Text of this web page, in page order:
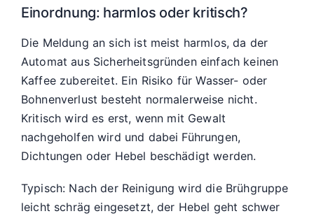
Einordnung: harmlos oder kritisch?
Die Meldung an sich ist meist harmlos, da der
Automat aus Sicherheitsgründen einfach keinen
Kaffee zubereitet. Ein Risiko für Wasser- oder
Bohnenverlust besteht normalerweise nicht.
Kritisch wird es erst, wenn mit Gewalt
nachgeholfen wird und dabei Führungen,
Dichtungen oder Hebel beschädigt werden.
Typisch: Nach der Reinigung wird die Brühgruppe
leicht schräg eingesetzt, der Hebel geht schwer